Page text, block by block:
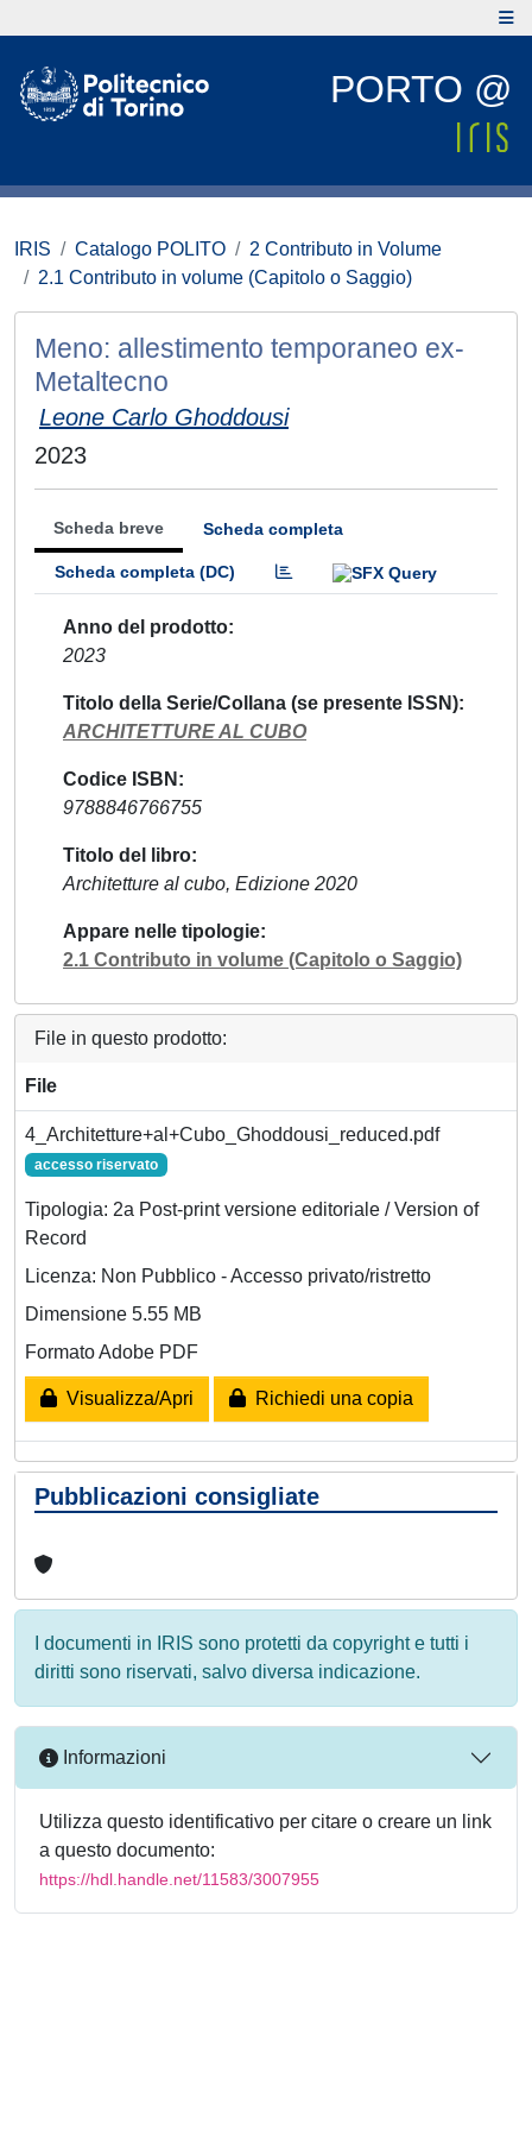
PORTO @
IRIS Catalogo POLITO
2 Contributo in Volume
2.1 Contributo in volume (Capitolo o Saggio)
Meno: allestimento temporaneo ex-
Metaltecno
Leone Carlo Ghoddousi
2023
Scheda breve Scheda completa
Scheda completa (DC)
Anno del prodotto
2023
Titolo della Serie/Collana (se presente ISSN)
ARCHITETTURE AL CUBO
Codice ISBN
9788846766755
Titolo del libro
Architetture al cubo, Edizione 2020
Appare nelle tipologie
2.1 Contributo in volume (Capitolo o Saggio)
File in questo prodotto:
File
4_Architetture+al+Cubo_Ghoddousi_reduced.pdf
accesso riservato
Tipologia: 2a Post-print versione editoriale / Version of
Record
Licenza: Non Pubblico - Accesso privato/ristretto
Dimensione 5.55 MB
Formato Adobe PDF
Visualizza/Apri Richiedi una copia
Pubblicazioni consigliate
I documenti in IRIS sono protetti da copyright e tutti i
diritti sono riservati, salvo diversa indicazione.
Informazioni
Utilizza questo identificativo per citare o creare un link
a questo documento:
https://hdl.handle.net/11583/3007955